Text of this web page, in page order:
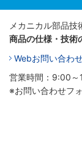
メカニカル部品技
商品の仕様・技術
Webお問い合わ
営業時間：9:00～
※お問い合わせフ